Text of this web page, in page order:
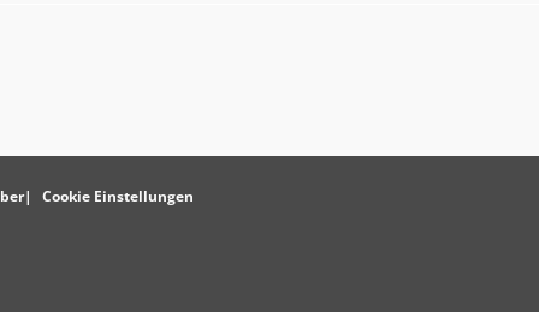
Cookie Einstellungen